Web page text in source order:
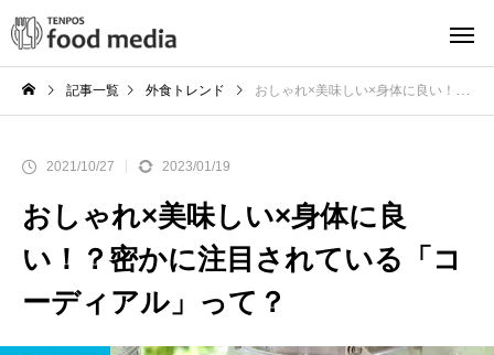
記事一覧 外食トレンド おしゃれ×美味しい×身体に良い！？密かに注目されている「コーディアル」って？
2021/10/27 2023/01/19
おしゃれ×美味しい×身体に良
い！？密かに注目されている「コ
ーディアル」って？